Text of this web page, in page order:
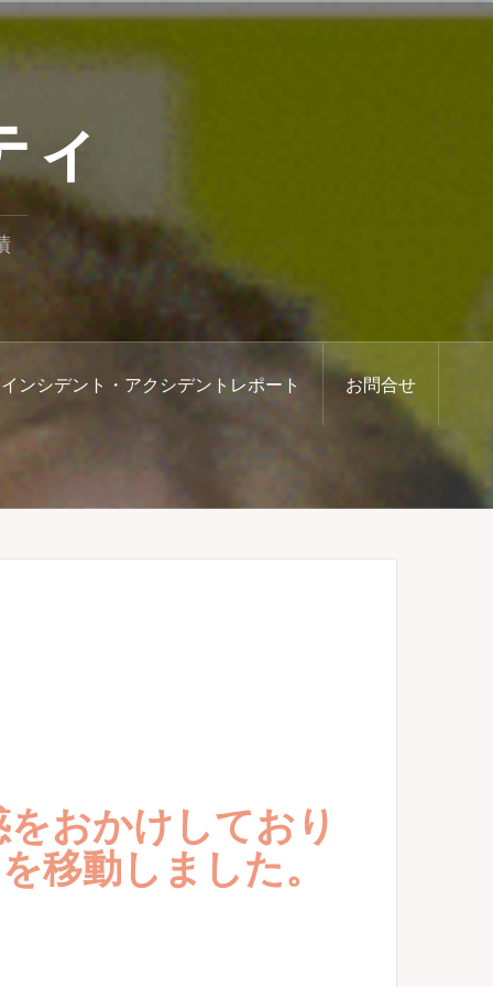
ィ
インシデント・アクシデントレポート お問合せ
おかけしており
移動しました。